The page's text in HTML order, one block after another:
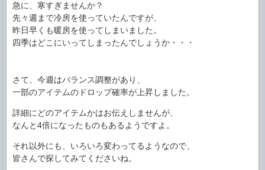
急に、寒すぎませんか？
先々週まで冷房を使っていたんですが、
昨日早くも暖房を使ってしまいました。
四季はどこにいってしまったんでしょうか・・・
さて、今週はバランス調整があり、
一部のアイテムのドロップ確率が上昇しました。
詳細にどのアイテムかはお伝えしませんが、
なんと4倍になったものもあるようですよ。
それ以外にも、いろいろ変わってるようなので、
皆さんで探してみてくださいね。